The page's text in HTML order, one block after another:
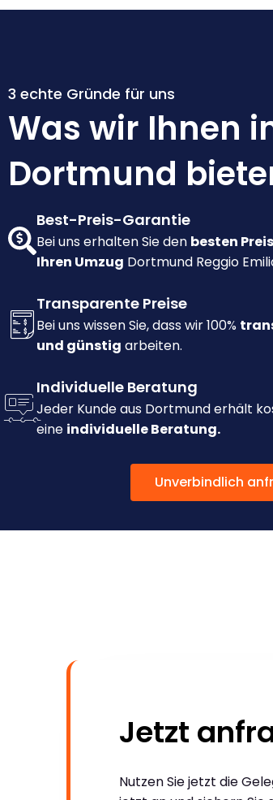
3 echte Gründe für uns
Was wir Ihnen
Dortmund
Best-Preis-Garantie
Bei uns erhalten Sie den besten
Ihren Umzug Dortmund Reggio
Transparente Preise
Bei uns wissen Sie, dass wir 100%
und günstig arbeiten.
Individuelle Beratung
Jeder Kunde aus Dortmund erhält
eine individuelle Beratung.
Unverbindlich
Jetzt
Nutzen Sie jetzt die